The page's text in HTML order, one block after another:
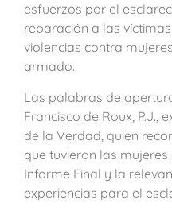
esfuerzos por el
reparación a las
violencias contra
armado.
Las palabras de
Francisco de Roux, P.J.,
de la Verdad, quien
que tuvieron las
Informe Final y la
experiencias para el